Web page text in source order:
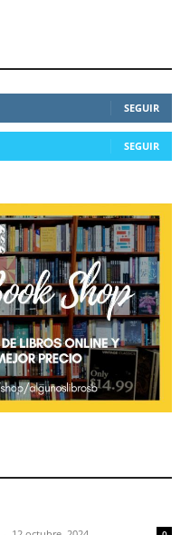
SEGUIR
SEGUIR